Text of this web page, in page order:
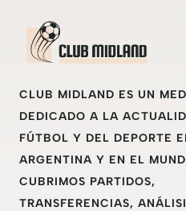
CLUB MIDLAND ES UN
DEDICADO A LA
FÚTBOL Y DEL DEPORTE
ARGENTINA Y EN EL
CUBRIMOS PARTIDOS,
TRANSFERENCIAS,